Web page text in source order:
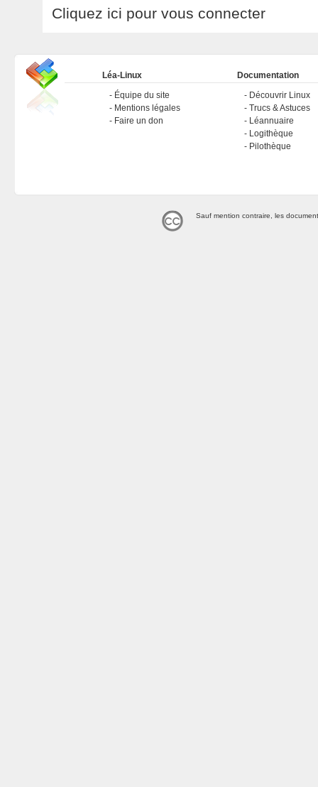
Cliquez ici pour vous connecter
Léa-Linux
Équipe du site
Mentions légales
Faire un don
Documentation
Découvrir Linux
Trucs & Astuces
Léannuaire
Logithèque
Pilothèque
Sauf mention contraire, les